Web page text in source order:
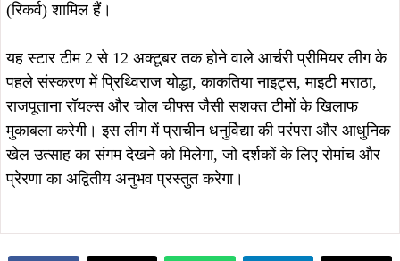
August 4, 2026
सावन की पहली सोमवारी पर शिवभक्ति में डूबे
बन्ना गुप्ता और मेयर सुधा गुप्ता, प्राचीन शिव
मंदिर में किया जलाभिषेक
August 4, 2026
9 अगस्त की निशुल्क कांवर यात्रा की
संयोजिका बनीं कुमकुम श्रीवास्तव, महिलाओं
की बढ़ती भागीदारी को देखते हुए जिम्मेदारी